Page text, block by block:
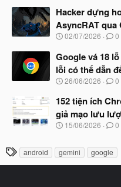
đ
ầ
u
à
b
ắ
đ
ầ
u
Hacker dựng
AsyncRAT qua
N
à
y
b
ắ
đ
ầ
u
02/07/2026 0
Google vá 18
lỗi có thể dẫn
N
à
y
b
ắ
đ
ầ
u
26/06/2026 0
152 tiện ích
giả mạo lưu
N
y
15/06/2026 0
T
h
android gemini google